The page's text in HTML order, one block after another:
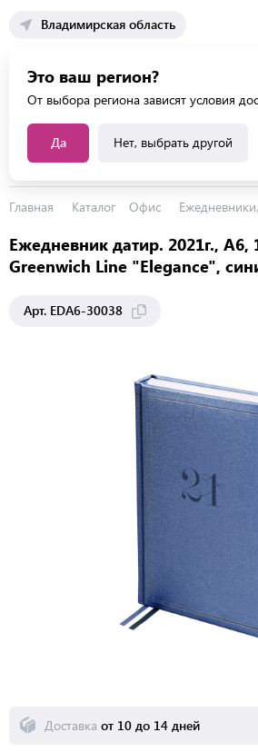
Владимирская область
Это ваш регион?
От выбора региона зависят условия
Да Нет, выбрать другой
Каталог услуг
Главная Каталог Офис
Ежедневник датир. 2021г.,
Greenwich Line "Elegance",
Арт. EDA6-30038
Доставка от 10 до 14 дней